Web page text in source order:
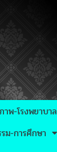
าพ-โรงพยาบาล
ม-การศึกษา